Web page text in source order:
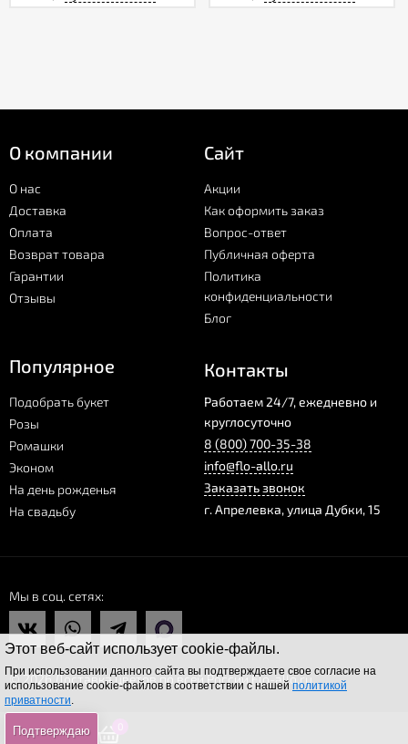
Этот веб-сайт использует cookie-файлы.
При использовании данного сайта вы подтверждаете свое согласие на
использование cookie-файлов в соответствии с нашей политикой
приватности.
Подтверждаю
О компании
О нас
Доставка
Оплата
Возврат товара
Гарантии
Отзывы
Сайт
Акции
Как оформить заказ
Вопрос-ответ
Публичная оферта
Политика
конфиденциальности
Блог
Популярное
Подобрать букет
Розы
Ромашки
Эконом
На день рожденья
На свадьбу
Контакты
Работаем 24/7, ежедневно и
круглосуточно
8 (800) 700-35-38
info@flo-allo.ru
Заказать звонок
г.Апрелевка,улица Дубки, 15
Мы в соц. сетях
© 2026 Доставка цветов по всей России Flo-allo.ru
0 0